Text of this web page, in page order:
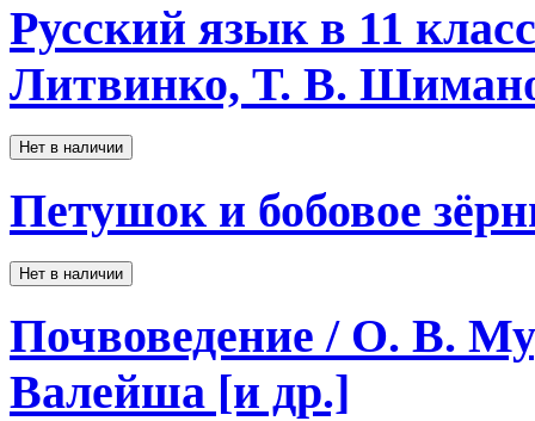
Русский язык в 11
Литвинко, Т. В.
Нет в наличии
Петушок и бобовое
Нет в наличии
Почвоведение / О. В.
Валейша [и др.]